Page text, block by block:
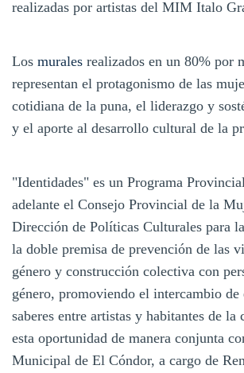
realizadas por artistas del MIM Italo
Los murales realizados en un 80% por
representan el protagonismo de las
cotidiana de la puna, el liderazgo y
y el aporte al desarrollo cultural de la
"Identidades" es un Programa
adelante el Consejo Provincial de la
Dirección de Políticas Culturales para
la doble premisa de prevención de las
género y construcción colectiva con
género, promoviendo el intercambio de
saberes entre artistas y habitantes de la
esta oportunidad de manera conjunta
Municipal de El Cóndor, a cargo de